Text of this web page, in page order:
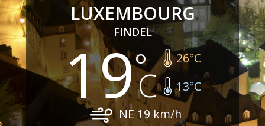
LUXEMBOURG
FINDEL
19 26°C
13°C
NE 19 km/h